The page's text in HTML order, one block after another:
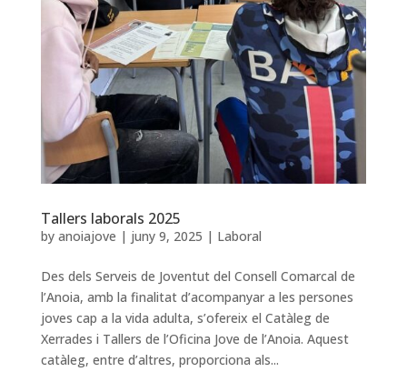
Tallers laborals 2025
by anoiajove | juny 9, 2025 | Laboral
Des dels Serveis de Joventut del Consell Comarcal de
l’Anoia, amb la finalitat d’acompanyar a les persones
joves cap a la vida adulta, s’ofereix el Catàleg de
Xerrades i Tallers de l’Oficina Jove de l’Anoia. Aquest
catàleg, entre d’altres, proporciona als...